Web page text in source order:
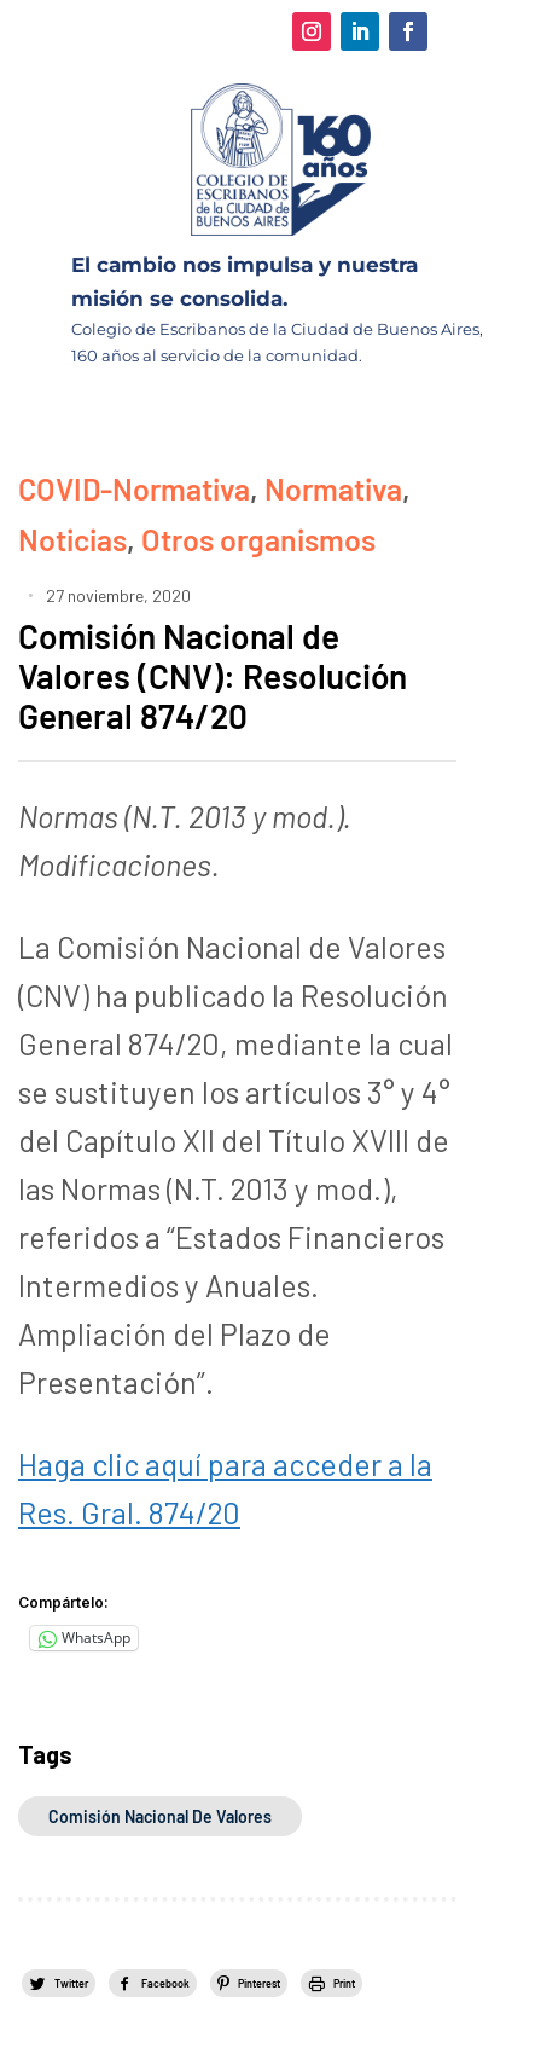
El cambio nos impulsa y nuestra
misión se consolida.
Colegio de Escribanos de la Ciudad de Buenos Aires,
160 años al servicio de la comunidad.
COVID-Normativa, Normativa,
Noticias, Otros organismos
27 noviembre, 2020
Comisión Nacional de
Valores (CNV): Resolución
General 874/20
Normas (N.T. 2013 y mod.).
Modificaciones.
La Comisión Nacional de Valores
(CNV) ha publicado la Resolución
General 874/20, mediante la cual
se sustituyen los artículos 3° y 4°
del Capítulo XII del Título XVIII de
las Normas (N.T. 2013 y mod.),
referidos a “Estados Financieros
Intermedios y Anuales.
Ampliación del Plazo de
Presentación”.
Haga clic aquí para acceder a la
Res. Gral. 874/20
Compártelo:
WhatsApp
Tags
Comisión Nacional De Valores
Twitter Facebook Pinterest Print